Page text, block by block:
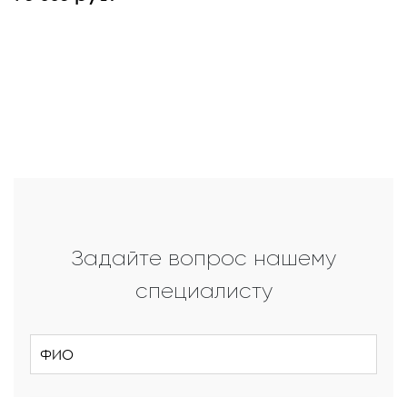
Задайте вопрос нашему
специалисту